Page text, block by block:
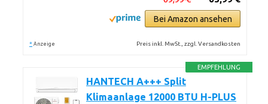
Bei Amazon ansehen
* Anzeige Preis inkl. MwSt., zzgl. Versandkosten
EMPFEHLUNG
HANTECH A+++ Split
Klimaanlage 12000 BTU H-PLUS